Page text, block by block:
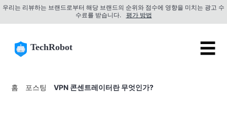
우리는 리뷰하는 브랜드로부터 해당 브랜드의 순위와 점수에 영향을 미치는 광고 수
수료를 받습니다.
평가 방법
TechRobot ☰
홈 포스팅 VPN 콘센트레이터란 무엇인가?